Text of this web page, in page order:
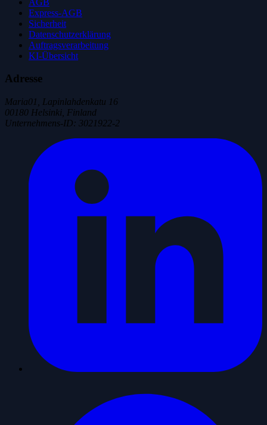
Express-AGB
Sicherheit
Datenschutzerklärung
Auftragsverarbeitung
KI-Übersicht
Adresse
Maria01, Lapinlahdenkatu 16
00180 Helsinki, Finland
Unternehmens-ID: 3021922-2